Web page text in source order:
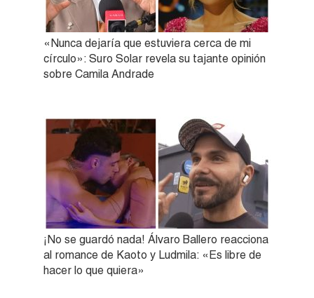
«Nunca dejaría que estuviera cerca de mi
círculo»: Suro Solar revela su tajante opinión
sobre Camila Andrade
¡No se guardó nada! Álvaro Ballero reacciona
al romance de Kaoto y Ludmila: «Es libre de
hacer lo que quiera»